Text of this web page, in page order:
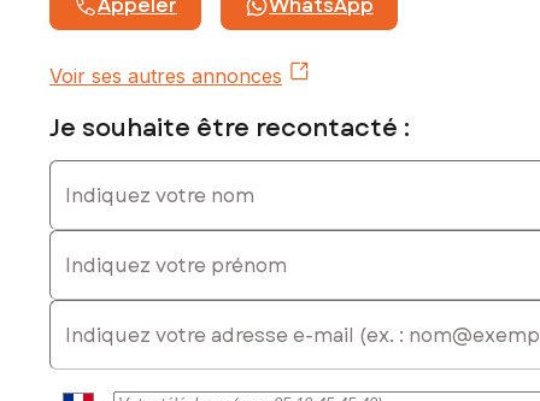
Contactez votre conseiller SAFTI : Laurent ROCCA, Tél. : 07
commercial immatriculé au RSAC de CHAMBÉRY sous le
numéro 849 721 592
Appeler WhatsApp
Voir ses autres annonces
Je souhaite être recontacté :
Indiquez votre nom
Indiquez votre prénom
E-mail